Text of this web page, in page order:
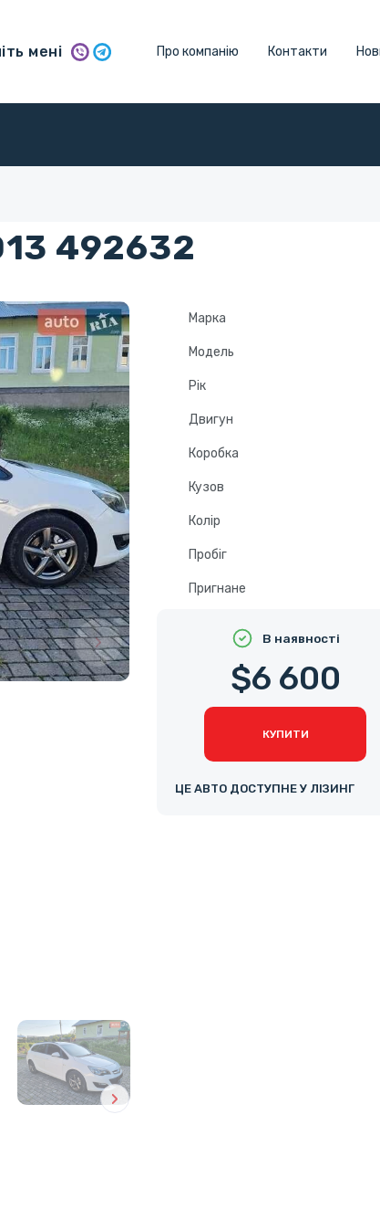
мені Про компанію Контакти
492632
Марка
Модель
Рік
Двигун
Коробка
Кузов
Колір
Пробіг
Пригнане
В наявності
$6 600
КУПИТИ
ЦЕ АВТО ДОСТУПНЕ У ЛІЗИНГ